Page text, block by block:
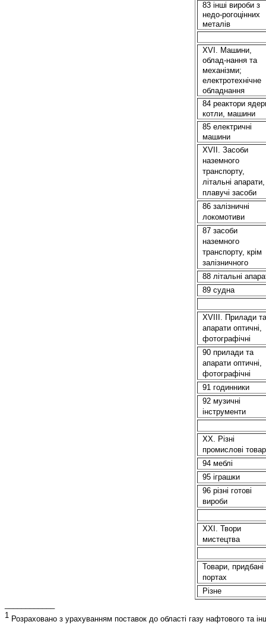
83 іншi вироби з
недо-рогоцінних
металів
XVI. Машини,
облад-наннята
механізми;
електротехнічне
обладнання
84 реактори
котли, машини
85 електричні
машини
XVII. Засоби
наземного
транспорту,
літальні апарати,
плавучі засоби
86 залізничні
локомотиви
87 засоби
наземного
транспорту, крім
залізничного
88 літальні
89 судна
XVIII. Прилади та
апарати оптичні,
фотографічні
90 прилади та
апарати оптичні,
фотографічні
91 годинники
92 музичні
інструменти
XX. Різні
промислові
94 меблі
95 іграшки
96 різні готові
вироби
ХХІ. Твори
мистецтва
Товари, придбані
портах
Різне
1 Розраховано з урахуванням поставок до області газу нафтового та